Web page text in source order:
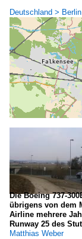
Deutschland >
Die Boeing 737-
übrigens von dem
Airline mehrere
Runway 25 des
Matthias Weber